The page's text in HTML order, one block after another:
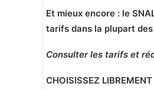
Et mieux encore : le
tarifs dans la plupart
Consulter les tarifs et
CHOISISSEZ